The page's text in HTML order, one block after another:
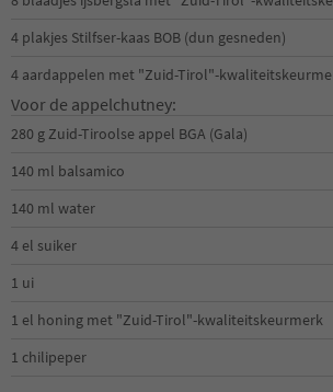
4 plakjes Stilfser-kaas BOB (dun gesneden)
4 aardappelen met "Zuid-Tirol"-
Voor de appelchutney:
280 g Zuid-Tiroolse appel BGA (Gala)
140 ml balsamico
140 ml water
4 el suiker
1 ui
1 el honing met "Zuid-Tirol"-kwaliteitskeurmerk
1 chilipeper